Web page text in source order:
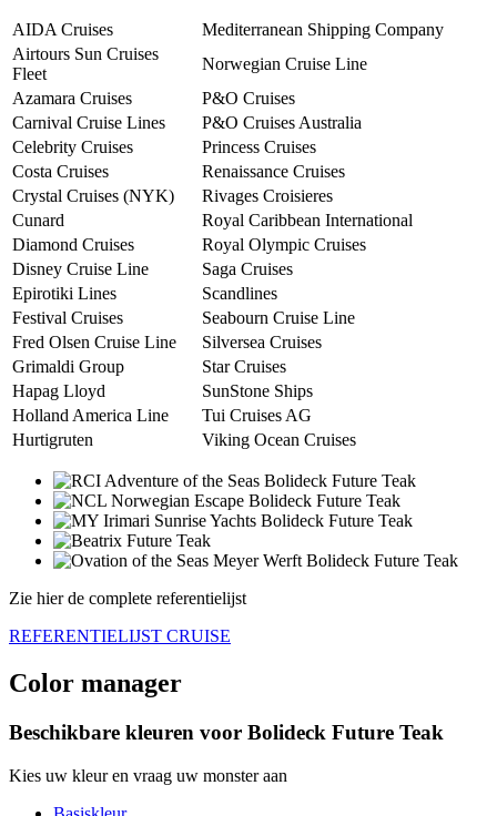
AIDA Cruises
Mediterranean Shipping Company
Airtours Sun Cruises
Fleet
Norwegian Cruise Line
Azamara Cruises
P&O Cruises
Carnival Cruise Lines
P&O Cruises Australia
Celebrity Cruises
Princess Cruises
Costa Cruises
Renaissance Cruises
Crystal Cruises (NYK)
Rivages Croisieres
Cunard
Royal Caribbean International
Diamond Cruises
Royal Olympic Cruises
Disney Cruise Line
Saga Cruises
Epirotiki Lines
Scandlines
Festival Cruises
Seabourn Cruise Line
Fred Olsen Cruise Line
Silversea Cruises
Grimaldi Group
Star Cruises
Hapag Lloyd
SunStone Ships
Holland America Line
Tui Cruises AG
Hurtigruten
Viking Ocean Cruises
Zie hier de complete referentielijst
REFERENTIELIJST CRUISE
Color manager
Beschikbare kleuren voor Bolideck Future Teak
Kies uw kleur en vraag uw monster aan